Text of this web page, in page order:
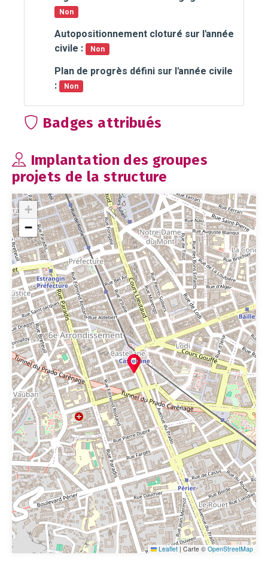
Non
Autopositionnement cloturé sur l'année
civile :
Non
Plan de progrès défini sur l'année civile
:
Non
Badges attribués
Implantation des groupes
projets de la structure
+
−
Leaflet | Carte © OpenStreetMap